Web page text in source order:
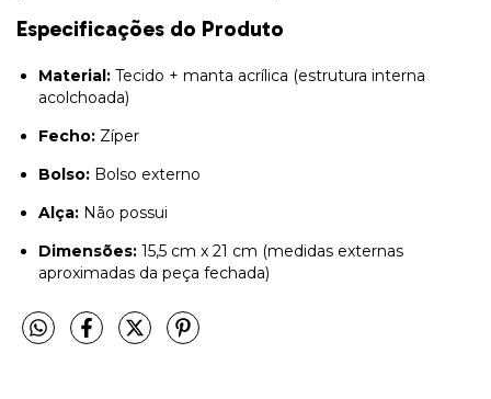
Especificações do Produto
Material: Tecido + manta acrílica (estrutura interna
acolchoada)
Fecho: Zíper
Bolso: Bolso externo
Alça: Não possui
Dimensões: 15,5 cm x 21 cm (medidas externas
aproximadas da peça fechada)